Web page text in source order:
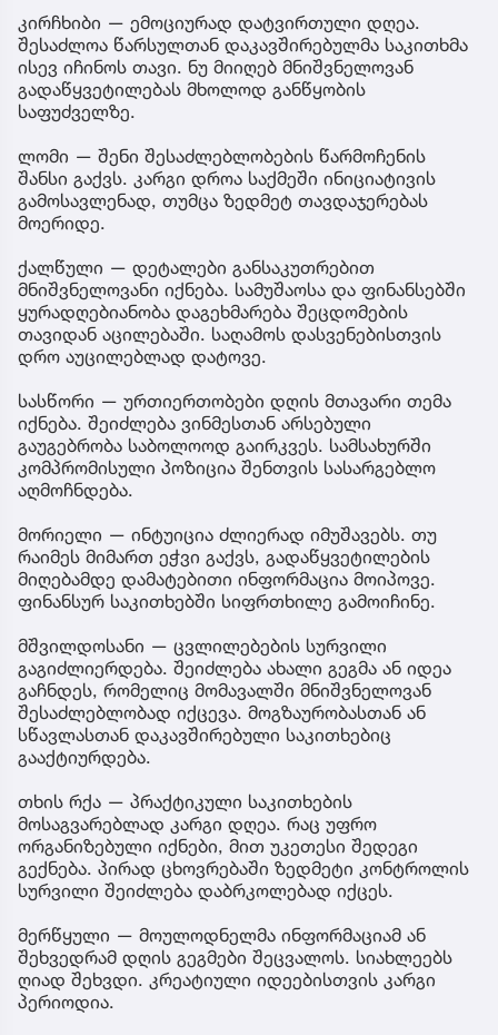
კირჩხიბი — ემოციურად დატვირთული დღეა.
შესაძლოა წარსულთან დაკავშირებულმა საკითხმა
ისევ იჩინოს თავი. ნუ მიიღებ მნიშვნელოვან
გადაწყვეტილებას მხოლოდ განწყობის
საფუძველზე.
ლომი — შენი შესაძლებლობების წარმოჩენის
შანსი გაქვს. კარგი დროა საქმეში ინიციატივის
გამოსავლენად, თუმცა ზედმეტ თავდაჯერებას
მოერიდე.
ქალწული — დეტალები განსაკუთრებით
მნიშვნელოვანი იქნება. სამუშაოსა და ფინანსებში
ყურადღებიანობა დაგეხმარება შეცდომების
თავიდან აცილებაში. საღამოს დასვენებისთვის
დრო აუცილებლად დატოვე.
სასწორი — ურთიერთობები დღის მთავარი თემა
იქნება. შეიძლება ვინმესთან არსებული
გაუგებრობა საბოლოოდ გაირკვეს. სამსახურში
კომპრომისული პოზიცია შენთვის სასარგებლო
აღმოჩნდება.
მორიელი — ინტუიცია ძლიერად იმუშავებს. თუ
რაიმეს მიმართ ეჭვი გაქვს, გადაწყვეტილების
მიღებამდე დამატებითი ინფორმაცია მოიპოვე.
ფინანსურ საკითხებში სიფრთხილე გამოიჩინე.
მშვილდოსანი — ცვლილებების სურვილი
გაგიძლიერდება. შეიძლება ახალი გეგმა ან იდეა
გაჩნდეს, რომელიც მომავალში მნიშვნელოვან
შესაძლებლობად იქცევა. მოგზაურობასთან ან
სწავლასთან დაკავშირებული საკითხებიც
გააქტიურდება.
თხის რქა — პრაქტიკული საკითხების
მოსაგვარებლად კარგი დღეა. რაც უფრო
ორგანიზებული იქნები, მით უკეთესი შედეგი
გექნება. პირად ცხოვრებაში ზედმეტი კონტროლის
სურვილი შეიძლება დაბრკოლებად იქცეს.
მერწყული — მოულოდნელმა ინფორმაციამ ან
შეხვედრამ დღის გეგმები შეცვალოს. სიახლეებს
ღიად შეხვდი. კრეატიული იდეებისთვის კარგი
პერიოდია.